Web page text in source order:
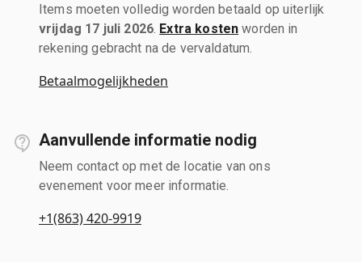
Items moeten volledig worden betaald op uiterlijk
vrijdag 17 juli 2026 Extra kosten worden in
rekening gebracht na de vervaldatum.
Betaalmogelijkheden
Aanvullende informatie nodig
Neem contact op met de locatie van ons
evenement voor meer informatie.
+1(863) 420-9919